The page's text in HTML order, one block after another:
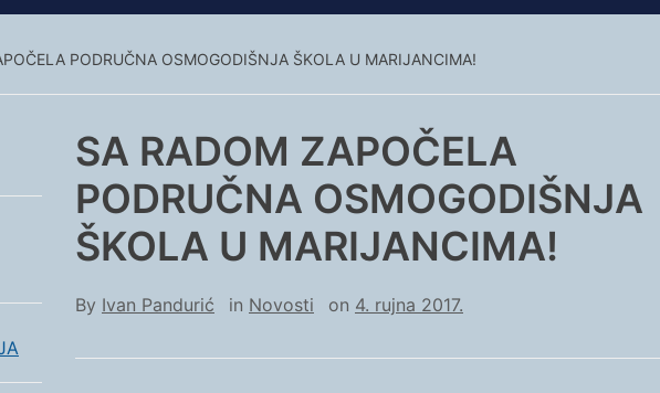
PODRUČNA OSMOGODIŠNJA ŠKOLA U MARIJANCIMA!
SA RADOM ZAPOČELA
PODRUČNA OSMOGODIŠNJA
ŠKOLA U MARIJANCIMA!
By Ivan Pandurić in Novosti on 4. rujna 2017.